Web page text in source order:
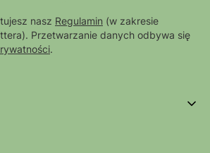
nasz Regulamin (w zakresie
Przetwarzanie danych odbywa się
.